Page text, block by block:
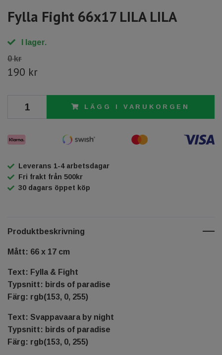
Fylla Fight 66x17 LILA LILA
I lager.
0 kr
190 kr
LÄGG I VARUKORGEN
Leverans 1-4 arbetsdagar
Fri frakt från 500kr
30 dagars öppet köp
Produktbeskrivning
Mått: 66 x 17 cm
Text: Fylla & Fight
Typsnitt: birds of paradise
Färg: rgb(153, 0, 255)
Text: Svappavaara by night
Typsnitt: birds of paradise
Färg: rgb(153, 0, 255)